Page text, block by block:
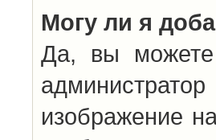
Могу ли я
Да, вы можете
изображение